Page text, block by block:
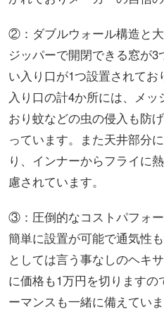
②：ダブルウォール構造と
ジッパーで開閉できる窓が
い入り口が1つ設置されて
入り口の計4か所には、メ
おり蚊などの虫の侵入も防
っています。また天井部分
り、インナーからフライに
慮されています。
③：圧倒的なコストパフォ
簡単に設置が可能で通気性
としては言う事なしのヘキ
に価格も1万円を切ります
ーマンスも一緒に備えていま